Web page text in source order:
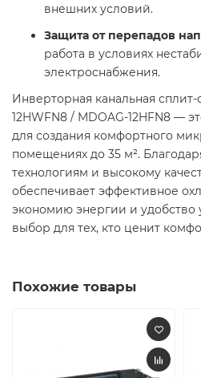
внешних условий.
Защита от перепадов
работа в условиях
электроснабжения.
Инверторная канальная
12HWFN8 / MDOAG-12HFN8 —
для создания комфортного
помещениях до 35 м².
технологиям и высокому
обеспечивает эффективное
экономию энергии и
выбор для тех, кто ценит
Похожие товары